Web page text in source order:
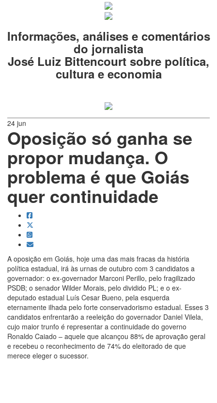
Informações, análises e comentários
do jornalista
José Luiz Bittencourt sobre política,
cultura e economia
24 jun
Oposição só ganha se
propor mudança. O
problema é que Goiás
quer continuidade
A oposição em Goiás, hoje uma das mais fracas da história
política estadual, irá às urnas de outubro com 3 candidatos a
governador: o ex-governador Marconi Perillo, pelo fragilizado
PSDB; o senador Wilder Morais, pelo dividido PL; e o ex-
deputado estadual Luís Cesar Bueno, pela esquerda
eternamente ilhada pelo forte conservadorismo estadual. Esses 3
candidatos enfrentarão a reeleição do governador Daniel Vilela,
cujo maior trunfo é representar a continuidade do governo
Ronaldo Caiado – aquele que alcançou 88% de aprovação geral
e recebeu o reconhecimento de 74% do eleitorado de que
merece eleger o sucessor.